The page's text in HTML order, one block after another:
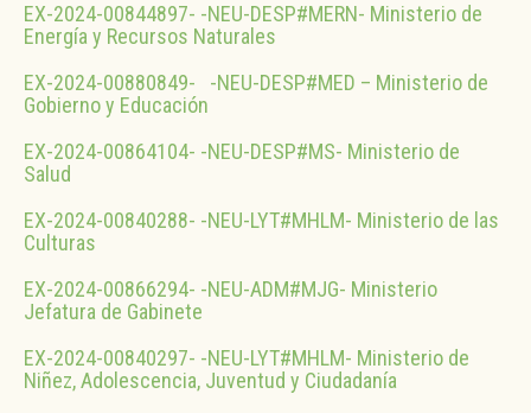
EX-2024-00844897- -NEU-DESP#MERN- Ministerio de
Energía y Recursos Naturales
EX-2024-00880849- -NEU-DESP#MED – Ministerio de
Gobierno y Educación
EX-2024-00864104- -NEU-DESP#MS- Ministerio de
Salud
EX-2024-00840288- -NEU-LYT#MHLM- Ministerio de las
Culturas
EX-2024-00866294- -NEU-ADM#MJG- Ministerio
Jefatura de Gabinete
EX-2024-00840297- -NEU-LYT#MHLM- Ministerio de
Niñez, Adolescencia, Juventud y Ciudadanía